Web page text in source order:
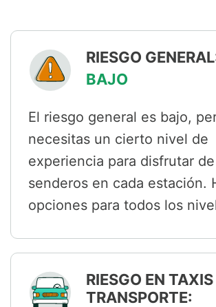
RIESGO
BAJO
El riesgo general es bajo,
necesitas un cierto nivel de
experiencia para disfrutar
senderos en cada estación.
opciones para todos los
RIESGO EN
TRANSPORTE: